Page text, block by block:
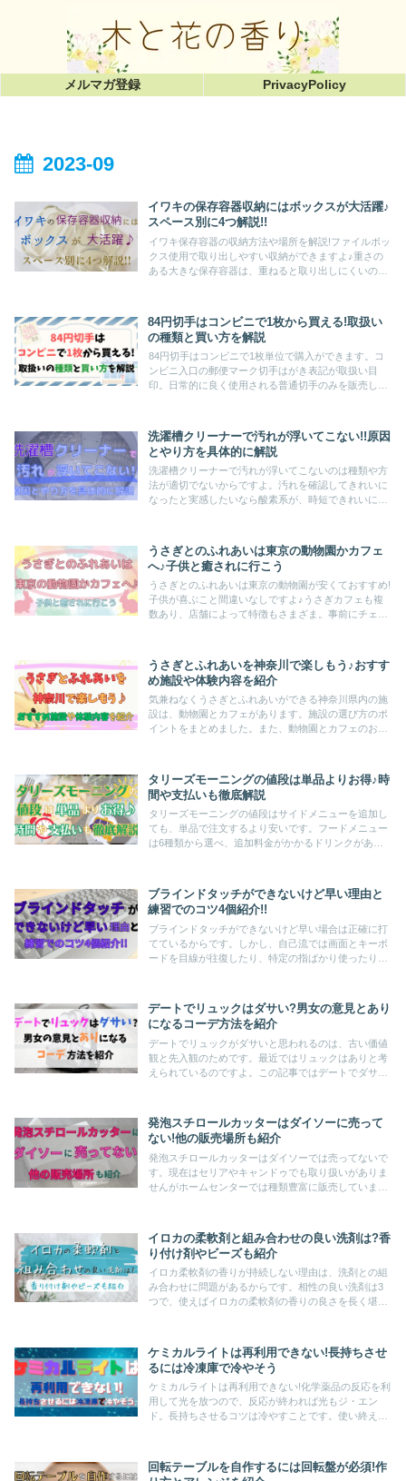
メルマガ登録 PrivacyPolicy
2023-09
イワキの保存容器収納にはボックスが大活躍♪
スペース別に4つ解説!!
イワキ保存容器の収納方法や場所を解説!ファイルボッ
クス使用で取り出しやすい収納ができますよ♪重さの
ある大きな保存容器は、重ねると取り出しにくいので
84円切手はコンビニで1枚から買える!取扱い
の種類と買い方を解説
84円切手はコンビニで1枚単位で購入ができます。コ
ンビニ入口の郵便マーク切手はがき表記が取扱い目
印。日常的に良く使用される普通切手のみを販売して
洗濯槽クリーナーで汚れが浮いてこない!!原因
とやり方を具体的に解説
洗濯槽クリーナーで汚れが浮いてこないのは種類や方
法が適切でないからですよ。汚れを確認してきれいに
なったと実感したいなら酸素系が、時短できれいにし
うさぎとのふれあいは東京の動物園かカフェ
へ♪子供と癒されに行こう
うさぎとのふれあいは東京の動物園が安くておすすめ!
子供が喜ぶこと間違いなしですよ♪うさぎカフェも複
数あり、店舗によって特徴もさまざま。事前にチェッ
うさぎとふれあいを神奈川で楽しもう♪おすす
め施設や体験内容を紹介
気兼ねなくうさぎとふれあいができる神奈川県内の施
設は、動物園とカフェがあります。施設の選び方のポ
イントをまとめました。また、動物園とカフェのおす
タリーズモーニングの値段は単品よりお得♪時
間や支払いも徹底解説
タリーズモーニングの値段はサイドメニューを追加し
ても、単品で注文するより安いです。フードメニュー
は6種類から選べ、追加料金がかかるドリンクがあり
ブラインドタッチができないけど早い理由と
練習でのコツ4個紹介!!
ブラインドタッチができないけど早い場合は正確に打
てているからです。しかし、自己流では画面とキーボ
ードを目線が往復したり、特定の指ばかり使ったりと
デートでリュックはダサい?男女の意見とあり
になるコーデ方法を紹介
デートでリュックがダサいと思われるのは、古い価値
観と先入観のためです。最近ではリュックはありと考
えられているのですよ。この記事ではデートでダサい
発泡スチロールカッターはダイソーに売って
ない!他の販売場所も紹介
発泡スチロールカッターはダイソーでは売ってないで
す。現在はセリアやキャンドゥでも取り扱いがありま
せんがホームセンターでは種類豊富に販売しています
イロカの柔軟剤と組み合わせの良い洗剤は?香
り付け剤やビーズも紹介
イロカ柔軟剤の香りが持続しない理由は、洗剤との組
み合わせに問題があるからです。相性の良い洗剤は3
つで、使えばイロカの柔軟剤の香りの良さを長く堪能
ケミカルライトは再利用できない!長持ちさせ
るには冷凍庫で冷やそう
ケミカルライトは再利用できない!化学薬品の反応を利
用して光を放つので、反応が終われば光もジ・エン
ド。長持ちさせるコツは冷やすことです。使い終えた
回転テーブルを自作するには回転盤が必須!作